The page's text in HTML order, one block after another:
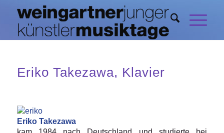
Eriko Takezawa, Klavier
Eriko Takezawa